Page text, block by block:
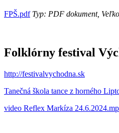
FPŠ.pdfTyp: PDF dokument,
Folklórny festival
http://festivalvychodna.sk
Tanečná škola tance z horného
video Reflex Markíza